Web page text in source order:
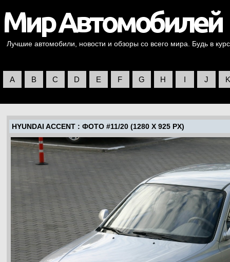
Лучшие автомобили, новости и обзоры со всего мира. Будь в
A B C D E F G H I J K
HYUNDAI ACCENT : ФОТО #11/20 (1280 X 925 PX)